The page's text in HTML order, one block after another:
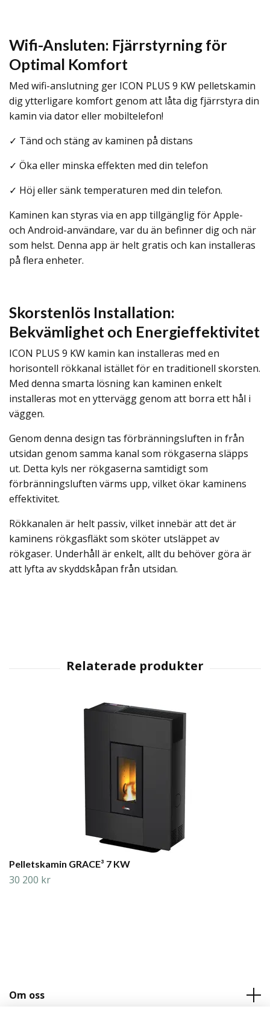
Wifi-Ansluten: Fjärrstyrning för
Optimal Komfort
Med wifi-anslutning ger ICON PLUS 9 KW pelletskamin
dig ytterligare komfort genom att låta dig fjärrstyra din
kamin via dator eller mobiltelefon!
✓ Tänd och stäng av kaminen på distans
✓ Öka eller minska effekten med din telefon
✓ Höj eller sänk temperaturen med din telefon.
Kaminen kan styras via en app tillgänglig för Apple-
och Android-användare, var du än befinner dig och när
som helst. Denna app är helt gratis och kan installeras
på flera enheter.
Skorstenlös Installation:
Bekvämlighet och Energieffektivitet
ICON PLUS 9 KW kamin kan installeras med en
horisontell rökkanal istället för en traditionell skorsten.
Med denna smarta lösning kan kaminen enkelt
installeras mot en yttervägg genom att borra ett hål i
väggen.
Genom denna design tas förbränningsluften in från
utsidan genom samma kanal som rökgaserna släpps
ut. Detta kyls ner rökgaserna samtidigt som
förbränningsluften värms upp, vilket ökar kaminens
effektivitet.
Rökkanalen är helt passiv, vilket innebär att det är
kaminens rökgasfläkt som sköter utsläppet av
rökgaser. Underhåll är enkelt, allt du behöver göra är
att lyfta av skyddskåpan från utsidan.
Pelletskamin GRACE³ 7 KW
30 200 kr
Om oss